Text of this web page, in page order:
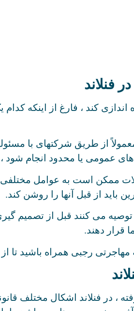
فنلاند
کند ، فارغ از اینکه
از طریق شرکتهای با
عمومی یا محدود انجام شود ،
ممکن است به عوامل مختلفی
باید از قبل آنها را روشن کند.
توصیه می کنند قبل از
قرار دهند.
رجبی همراه باشید تا
، در فنلاند اشکال مختلف